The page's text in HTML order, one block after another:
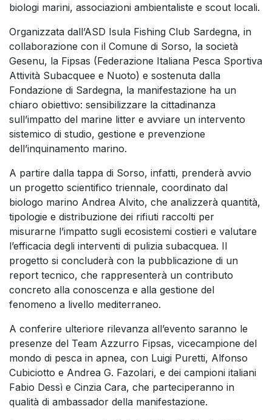
biologi marini, associazioni ambientaliste e scout locali.
Organizzata dall’ASD Isula Fishing Club Sardegna, in
collaborazione con il Comune di Sorso, la società
Gesenu, la Fipsas (Federazione Italiana Pesca Sportiva
Attività Subacquee e Nuoto) e sostenuta dalla
Fondazione di Sardegna, la manifestazione ha un
chiaro obiettivo: sensibilizzare la cittadinanza
sull’impatto del marine litter e avviare un intervento
sistemico di studio, gestione e prevenzione
dell’inquinamento marino.
A partire dalla tappa di Sorso, infatti, prenderà avvio
un progetto scientifico triennale, coordinato dal
biologo marino Andrea Alvito, che analizzerà quantità,
tipologie e distribuzione dei rifiuti raccolti per
misurarne l’impatto sugli ecosistemi costieri e valutare
l’efficacia degli interventi di pulizia subacquea. Il
progetto si concluderà con la pubblicazione di un
report tecnico, che rappresenterà un contributo
concreto alla conoscenza e alla gestione del
fenomeno a livello mediterraneo.
A conferire ulteriore rilevanza all’evento saranno le
presenze del Team Azzurro Fipsas, vicecampione del
mondo di pesca in apnea, con Luigi Puretti, Alfonso
Cubiciotto e Andrea G. Fazolari, e dei campioni italiani
Fabio Dessì e Cinzia Cara, che parteciperanno in
qualità di ambassador della manifestazione.